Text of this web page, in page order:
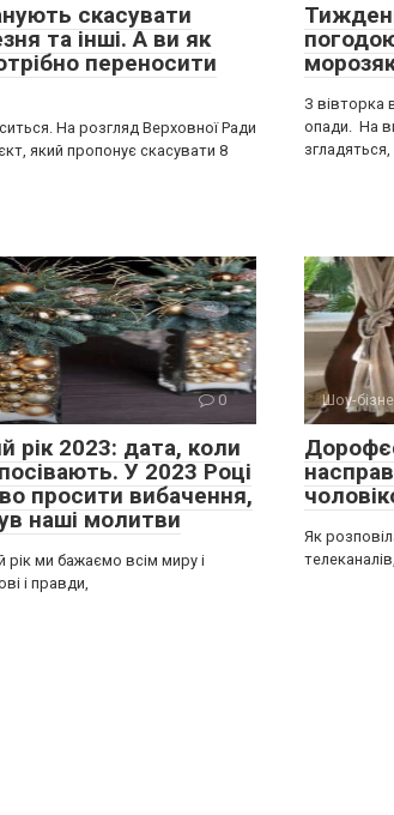
скасувати
та інші. А ви як
переносити
На розгляд Верховної Ради
який пропонує скасувати 8
З вівторка
опади. На
згладяться,
0
рік 2023: дата, коли
У 2023 Році
просити вибачення,
наші молитви
ми бажаємо всім миру і
і правди,
Шоу-
Як